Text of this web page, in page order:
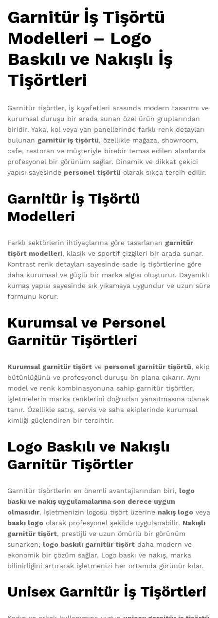
Garnitür İş Tişörtü
Modelleri – Logo
Baskılı ve Nakışlı İş
Tişörtleri
Garnitür tişörtler, iş kıyafetleri arasında modern tasarımı ve
kurumsal duruşu bir arada sunan özel ürün gruplarından
biridir. Yaka, kol veya yan panellerinde farklı renk detayları
bulunan garnitür iş tişörtü, özellikle mağaza, showroom,
cafe, restoran ve müşteriyle birebir temas edilen alanlarda
profesyonel bir görünüm sağlar. Dinamik ve dikkat çekici
yapısı sayesinde personel tişörtü olarak sıkça tercih edilir.
Garnitür İş Tişörtü
Modelleri
Farklı sektörlerin ihtiyaçlarına göre tasarlanan garnitür
tişört modelleri, klasik ve sportif çizgileri bir arada sunar.
Kontrast renk detayları sayesinde sade iş tişörtlerine göre
daha kurumsal ve güçlü bir marka algısı oluşturur. Dayanıklı
kumaş yapısı sayesinde sık yıkamaya uygundur ve uzun süre
formunu korur.
Kurumsal ve Personel
Garnitür Tişörtleri
Kurumsal garnitür tişört ve personel garnitür tişörtü, ekip
bütünlüğünü ve profesyonel duruşu ön plana çıkarır. Aynı
model ve renk kombinasyonuna sahip garnitür tişörtler,
işletmelerin marka renklerini doğrudan yansıtmasına olanak
tanır. Özellikle satış, servis ve saha ekiplerinde kurumsal
kimliği güçlendiren bir tercihtir.
Logo Baskılı ve Nakışlı
Garnitür Tişörtler
Garnitür tişörtlerin en önemli avantajlarından biri, logo
baskı ve nakış uygulamalarına son derece uygun
olmasıdır. İşletmenizin logosu tişört üzerine nakış logo veya
baskı logo olarak profesyonel şekilde uygulanabilir. Nakışlı
garnitür tişört, prestijli ve uzun ömürlü bir görünüm
sunarken; logo baskılı garnitür tişört daha modern ve
ekonomik bir çözüm sağlar. Logo baskı ve nakış, marka
bilinirliğini artırarak işletmenizi her ortamda görünür kılar.
Unisex Garnitür İş Tişörtleri